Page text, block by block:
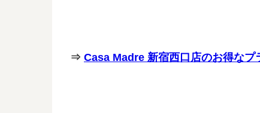
⇒ Casa Madre 新宿西口店のお得なプ